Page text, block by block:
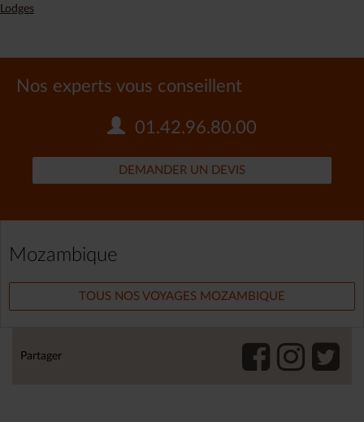
Lodges
Nos experts vous conseillent
01.42.96.80.00
DEMANDER UN DEVIS
Mozambique
TOUS NOS VOYAGES MOZAMBIQUE
Partager